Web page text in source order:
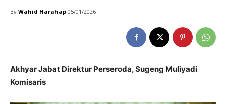
By Wahid Harahap 05/01/2026
Akhyar Jabat Direktur Perseroda, Sugeng Muliyadi
Komisaris